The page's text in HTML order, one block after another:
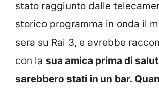
stato raggiunto dalle
storico programma in onda il
sera su Rai 3, e avrebbe
con la sua amica prima di
sarebbero stati in un bar.